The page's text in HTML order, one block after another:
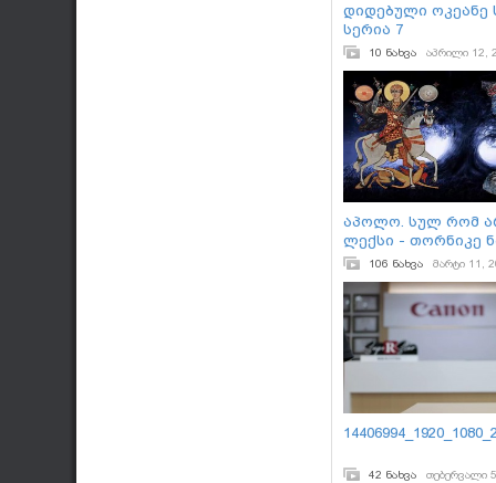
დიდებული ოკეანე
სერია 7
10 ნახვა აპრილი 12,
აპოლო. სულ რომ
ლექსი - თორნიკე
106 ნახვა მარტი 11,
42 ნახვა თებერვალი